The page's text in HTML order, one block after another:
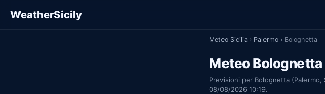
WeatherSicily
Meteo Sicilia › Palermo › Bolognetta
Meteo Bolognetta
Previsioni per Bolognetta
08/08/2026 10:19.